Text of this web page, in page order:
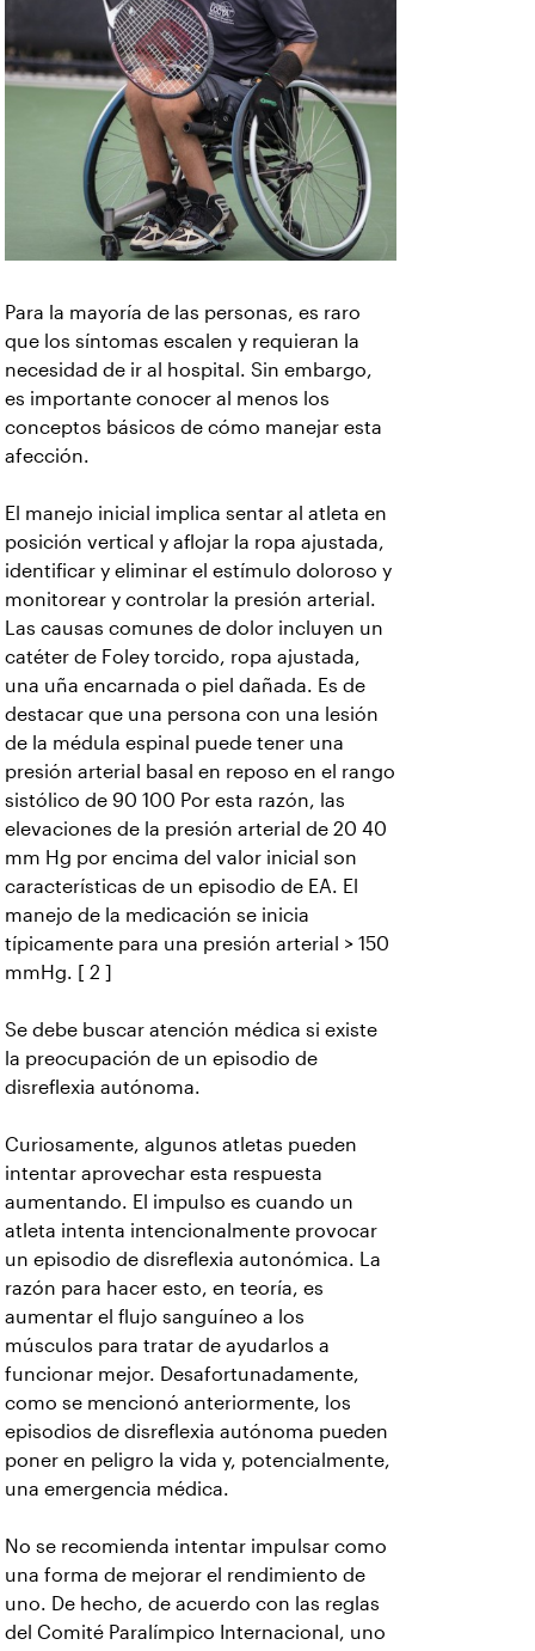
Para la mayoría de las personas, es raro
que los síntomas escalen y requieran la
necesidad de ir al hospital. Sin embargo,
es importante conocer al menos los
conceptos básicos de cómo manejar esta
afección.
El manejo inicial implica sentar al atleta en
posición vertical y aflojar la ropa ajustada,
identificar y eliminar el estímulo doloroso y
monitorear y controlar la presión arterial.
Las causas comunes de dolor incluyen un
catéter de Foley torcido, ropa ajustada,
una uña encarnada o piel dañada. Es de
destacar que una persona con una lesión
de la médula espinal puede tener una
presión arterial basal en reposo en el rango
sistólico de 90 100 Por esta razón, las
elevaciones de la presión arterial de 20 40
mm Hg por encima del valor inicial son
características de un episodio de EA. El
manejo de la medicación se inicia
típicamente para una presión arterial > 150
mmHg. [ 2 ]
Se debe buscar atención médica si existe
la preocupación de un episodio de
disreflexia autónoma.
Curiosamente, algunos atletas pueden
intentar aprovechar esta respuesta
aumentando. El impulso es cuando un
atleta intenta intencionalmente provocar
un episodio de disreflexia autonómica. La
razón para hacer esto, en teoría, es
aumentar el flujo sanguíneo a los
músculos para tratar de ayudarlos a
funcionar mejor. Desafortunadamente,
como se mencionó anteriormente, los
episodios de disreflexia autónoma pueden
poner en peligro la vida y, potencialmente,
una emergencia médica.
No se recomienda intentar impulsar como
una forma de mejorar el rendimiento de
uno. De hecho, de acuerdo con las reglas
del Comité Paralímpico Internacional, uno